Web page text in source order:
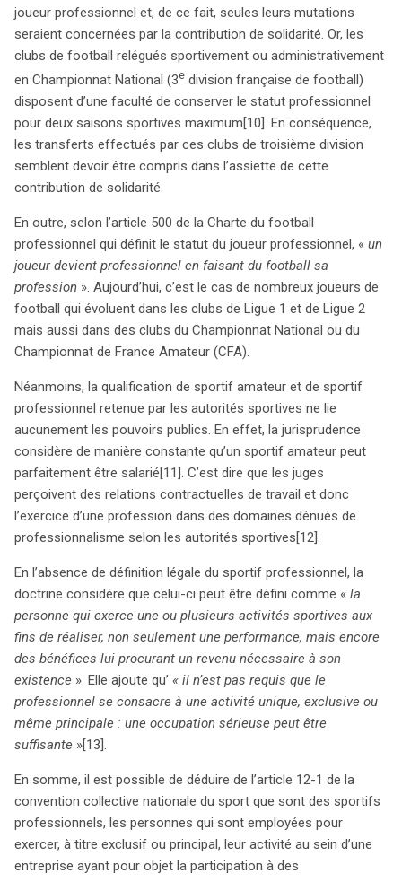
joueur professionnel et, de ce fait, seules leurs mutations
seraient concernées par la contribution de solidarité. Or, les
clubs de football relégués sportivement ou administrativement
en Championnat National (3e division française de football)
disposent d’une faculté de conserver le statut professionnel
pour deux saisons sportives maximum[10]. En conséquence,
les transferts effectués par ces clubs de troisième division
semblent devoir être compris dans l’assiette de cette
contribution de solidarité.
En outre, selon l’article 500 de la Charte du football
professionnel qui définit le statut du joueur professionnel, « un
joueur devient professionnel en faisant du football sa
profession ». Aujourd’hui, c’est le cas de nombreux joueurs de
football qui évoluent dans les clubs de Ligue 1 et de Ligue 2
mais aussi dans des clubs du Championnat National ou du
Championnat de France Amateur (CFA).
Néanmoins, la qualification de sportif amateur et de sportif
professionnel retenue par les autorités sportives ne lie
aucunement les pouvoirs publics. En effet, la jurisprudence
considère de manière constante qu’un sportif amateur peut
parfaitement être salarié[11]. C’est dire que les juges
perçoivent des relations contractuelles de travail et donc
l’exercice d’une profession dans des domaines dénués de
professionnalisme selon les autorités sportives[12].
En l’absence de définition légale du sportif professionnel, la
doctrine considère que celui-ci peut être défini comme « la
personne qui exerce une ou plusieurs activités sportives aux
fins de réaliser, non seulement une performance, mais encore
des bénéfices lui procurant un revenu nécessaire à son
existence ». Elle ajoute qu’ « il n’est pas requis que le
professionnel se consacre à une activité unique, exclusive ou
même principale : une occupation sérieuse peut être
suffisante »[13].
En somme, il est possible de déduire de l’article 12-1 de la
convention collective nationale du sport que sont des sportifs
professionnels, les personnes qui sont employées pour
exercer, à titre exclusif ou principal, leur activité au sein d’une
entreprise ayant pour objet la participation à des